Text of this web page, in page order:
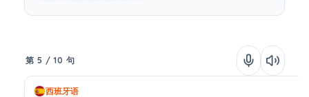
第 5 / 10 句
西班牙语